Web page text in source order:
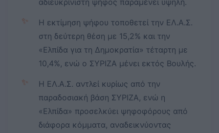
αδιευκρίνιστη ψήφος παραμένει υψηλή.
✨
Η εκτίμηση ψήφου τοποθετεί την ΕΛ.Α.Σ.
στη δεύτερη θέση με 15,2% και την
«Ελπίδα για τη Δημοκρατία» τέταρτη με
10,4%, ενώ ο ΣΥΡΙΖΑ μένει εκτός Βουλής.
✨
Η ΕΛ.Α.Σ. αντλεί κυρίως από την
παραδοσιακή βάση ΣΥΡΙΖΑ, ενώ η
«Ελπίδα» προσελκύει ψηφοφόρους από
διάφορα κόμματα, αναδεικνύοντας